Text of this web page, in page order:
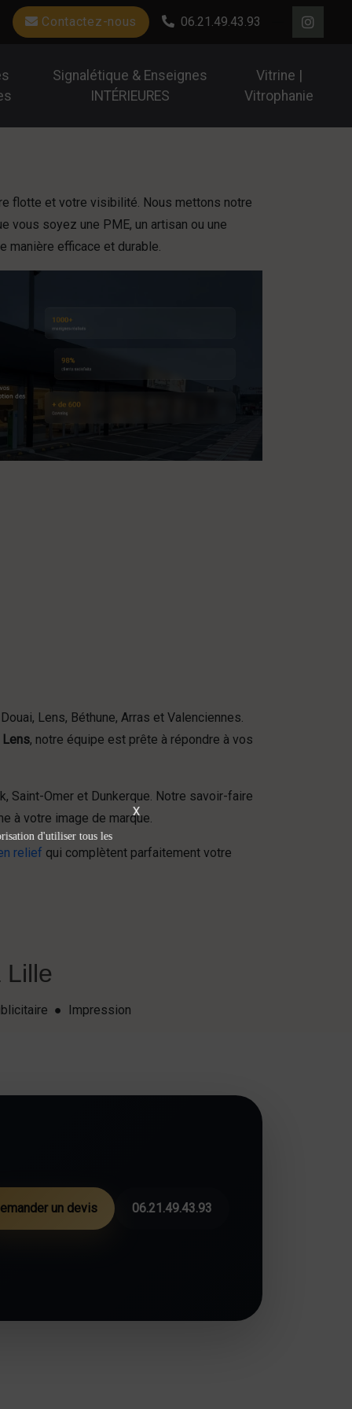
Contactez-nous 06.21.49.43.93
Signalétique & Enseignes
INTÉRIEURES
Vitrine |
Vitrophanie
flotte et votre visibilité. Nous mettons notre
vous soyez une PME, un artisan ou une
manière efficace et durable.
Lens, Béthune, Arras et Valenciennes.
Lens, notre équipe est prête à répondre à vos
Saint-Omer et Dunkerque. Notre savoir-faire
à votre image de marque.
relief qui complètent parfaitement votre
Lille
● Impression
un devis 06.21.49.43.93
X
d'utiliser tous les